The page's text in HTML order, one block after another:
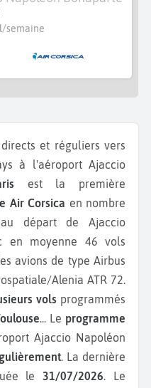
semaine
et réguliers vers
à l'aéroport Ajaccio
est la première
Air Corsica en nombre
départ de Ajaccio
en moyenne 46 vols
avions de type Airbus
Alenia ATR 72.
vols programmés
... Le programme
Ajaccio Napoléon
. La dernière
le31/07/2026. Le